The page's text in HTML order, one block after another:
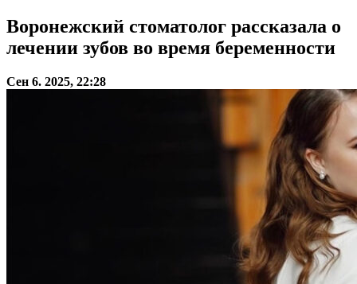
Воронежский стоматолог рассказала о
лечении зубов во время беременности
Сен 6. 2025, 22:28